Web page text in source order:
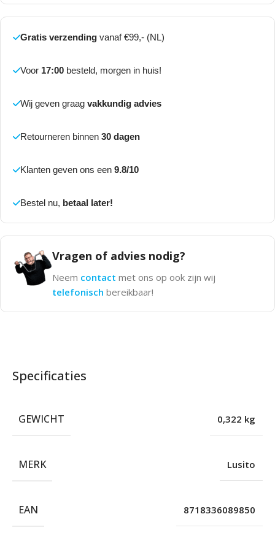
Gratis verzending vanaf €99,- (NL)
Voor 17:00 besteld, morgen in huis!
Wij geven graag vakkundig advies
Retourneren binnen 30 dagen
Klanten geven ons een 9.8/10
Bestel nu, betaal later!
Vragen of advies nodig?
Neem contact met ons op ook zijn wij
telefonisch bereikbaar!
Specificaties
GEWICHT 0,322 kg
MERK Lusito
EAN 8718336089850